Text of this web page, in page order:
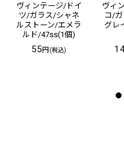
ヴィンテージ/ドイ
ツ/ガラス/シャネ
ルストーン/エメラ
ルド/47ss(1個)
55円(税込)
ヴィ
コ/
グレ